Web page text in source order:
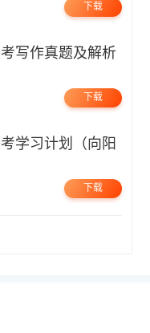
下载
下载
下载